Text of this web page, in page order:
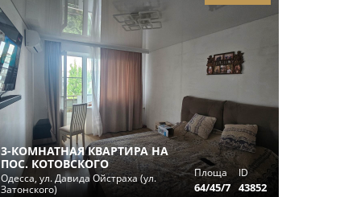
3-КОМНАТНАЯ КВАРТИРА НА
ПОС. КОТОВСКОГО
Одесса, ул. Давида Ойстраха (ул.
Затонского)
Площа
64/45/7
ID
43852